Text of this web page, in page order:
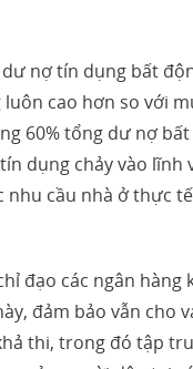
nợ tín dụng bất
cao hơn so với
60% tổng dư nợ
dụng chảy vào lĩnh
nhu cầu nhà ở thực
đạo các ngân hàng
đảm bảo vẫn cho
thi, trong đó tập